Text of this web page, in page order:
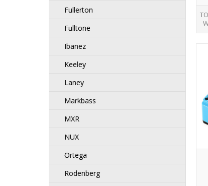
Fullerton
Fulltone
Ibanez
Keeley
Laney
Markbass
MXR
NUX
Ortega
Rodenberg